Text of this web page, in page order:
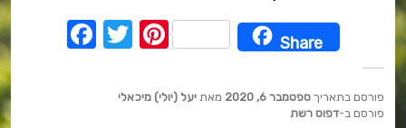
F
T
it
Pi
er
Share
פורסם בתאריך ספטמבר 6, 2020 מאת יעל (יולי) מיכאלי
פורסם ב-דפוס רשת